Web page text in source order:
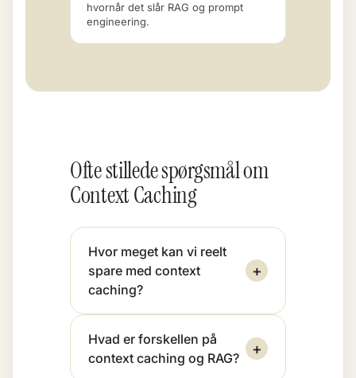
hvornår det slår RAG og prompt
engineering.
Ofte stillede spørgsmål om
Context Caching
Hvor meget kan vi reelt
spare med context
caching?
+
Hvad er forskellen på
context caching og RAG?
+